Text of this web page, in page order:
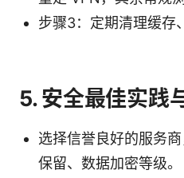
步骤3：定期清理缓存
5. 安全最佳实践
选择信誉良好的服务
保留、数据加密等级。